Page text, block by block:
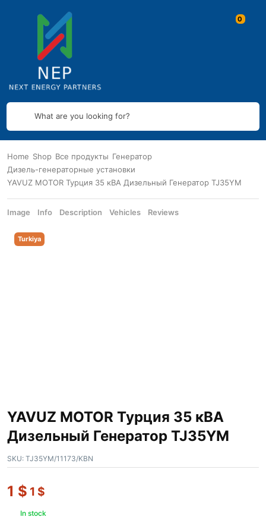
What are you looking for?
Home Shop Все продукты Генератор
Дизель-генераторные установки
YAVUZ MOTOR Турция 35 кВА Дизельный Генератор TJ35YM
Image Info Description Vehicles Reviews
Turkiya
YAVUZ MOTOR Турция 35 кВА
Дизельный Генератор TJ35YM
SKU: TJ35YM/11173/KBN
1 $ 1 $
In stock